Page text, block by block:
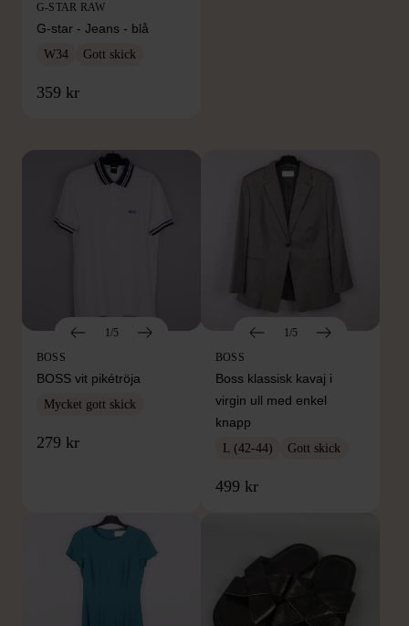
G-STAR RAW
G-star - Jeans - blå
W34 Gott skick
359 kr
FRÅN SAMMA VARUMÄRKE
1/5
BOSS
BOSS vit pikétröja
Mycket gott skick
279 kr
1/5
BOSS
Boss klassisk kavaj i
virgin ull med enkel
knapp
L (42-44) Gott skick
499 kr